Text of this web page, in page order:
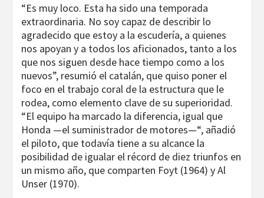
“Es muy loco. Esta ha sido una temporada
extraordinaria. No soy capaz de describir lo
agradecido que estoy a la escudería, a quienes
nos apoyan y a todos los aficionados, tanto a los
que nos siguen desde hace tiempo como a los
nuevos”, resumió el catalán, que quiso poner el
foco en el trabajo coral de la estructura que le
rodea, como elemento clave de su superioridad.
“El equipo ha marcado la diferencia, igual que
Honda —el suministrador de motores—“, añadió
el piloto, que todavía tiene a su alcance la
posibilidad de igualar el récord de diez triunfos en
un mismo año, que comparten Foyt (1964) y Al
Unser (1970).